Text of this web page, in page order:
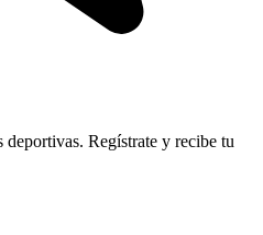
deportivas. Regístrate y recibe tu